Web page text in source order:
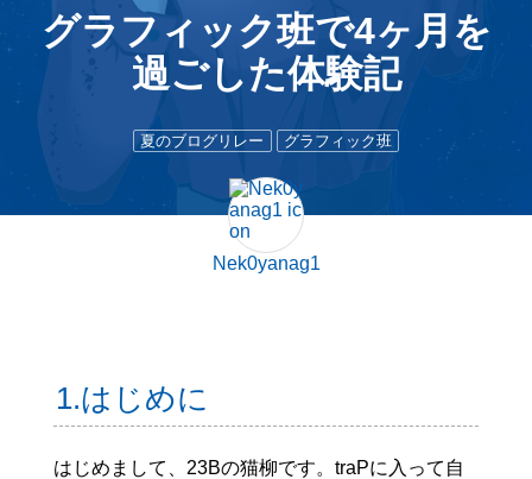
グラフィック班で4ヶ月を
過ごした体験記
夏のブログリレー グラフィック班
Nek0yanag1
1.はじめに
はじめまして、23Bの猫柳です。traPに入って自